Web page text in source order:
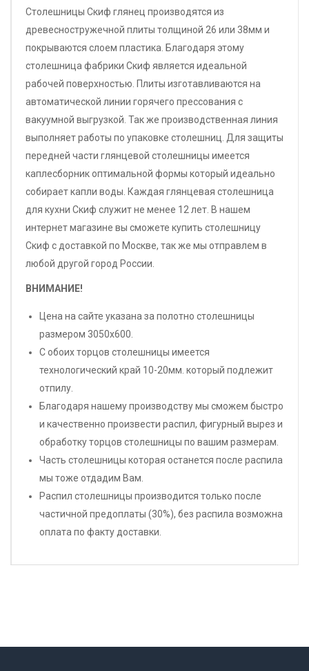
Столешницы Скиф глянец производятся из
древесностружечной плиты толщиной 26 или 38мм и
покрываются слоем пластика. Благодаря этому
столешница фабрики Скиф является идеальной
рабочей поверхностью. Плиты изготавливаются на
автоматической линии горячего прессования с
вакуумной выгрузкой. Так же производственная линия
выполняет работы по упаковке столешниц. Для защиты
передней части глянцевой столешницы имеется
каплесборник оптимальной формы который идеально
собирает капли воды. Каждая глянцевая столешница
для кухни Скиф служит не менее 12 лет. В нашем
интернет магазине вы сможете купить столешницу
Скиф с доставкой по Москве, так же мы отправлем в
любой другой город России.
ВНИМАНИЕ!
Цена на сайте указана за полотно столешницы
размером 3050х600.
С обоих торцов столешницы имеется
технологический край 10-20мм. который подлежит
отпилу.
Благодаря нашему производству мы сможем быстро
и качественно произвести распил, фигурный вырез и
обработку торцов столешницы по вашим размерам.
Часть столешницы которая останется после распила
мы тоже отдадим Вам.
Распил столешницы производится только после
частичной предоплаты (30%), без распила возможна
оплата по факту доставки.